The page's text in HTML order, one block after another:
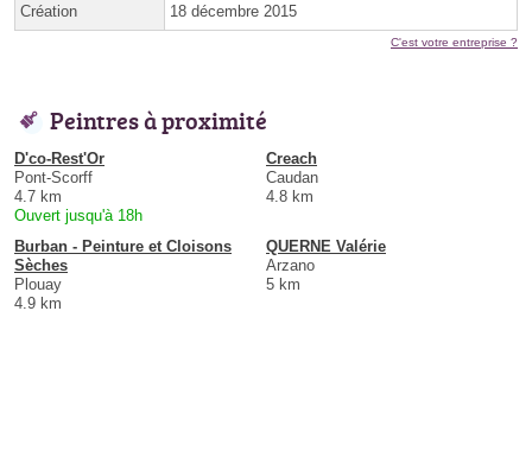
Création 18 décembre 2015
C'est votre entreprise ?
Peintres à proximité
D'co-Rest'Or
Pont-Scorff
4.7 km
Ouvert jusqu'à 18h
Creach
Caudan
4.8 km
Burban - Peinture et Cloisons
Sèches
Plouay
4.9 km
QUERNE Valérie
Arzano
5 km